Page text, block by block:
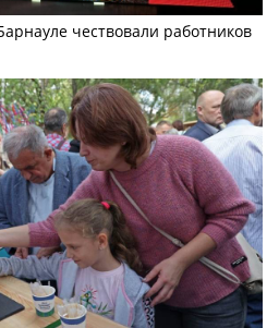
чествовали работников